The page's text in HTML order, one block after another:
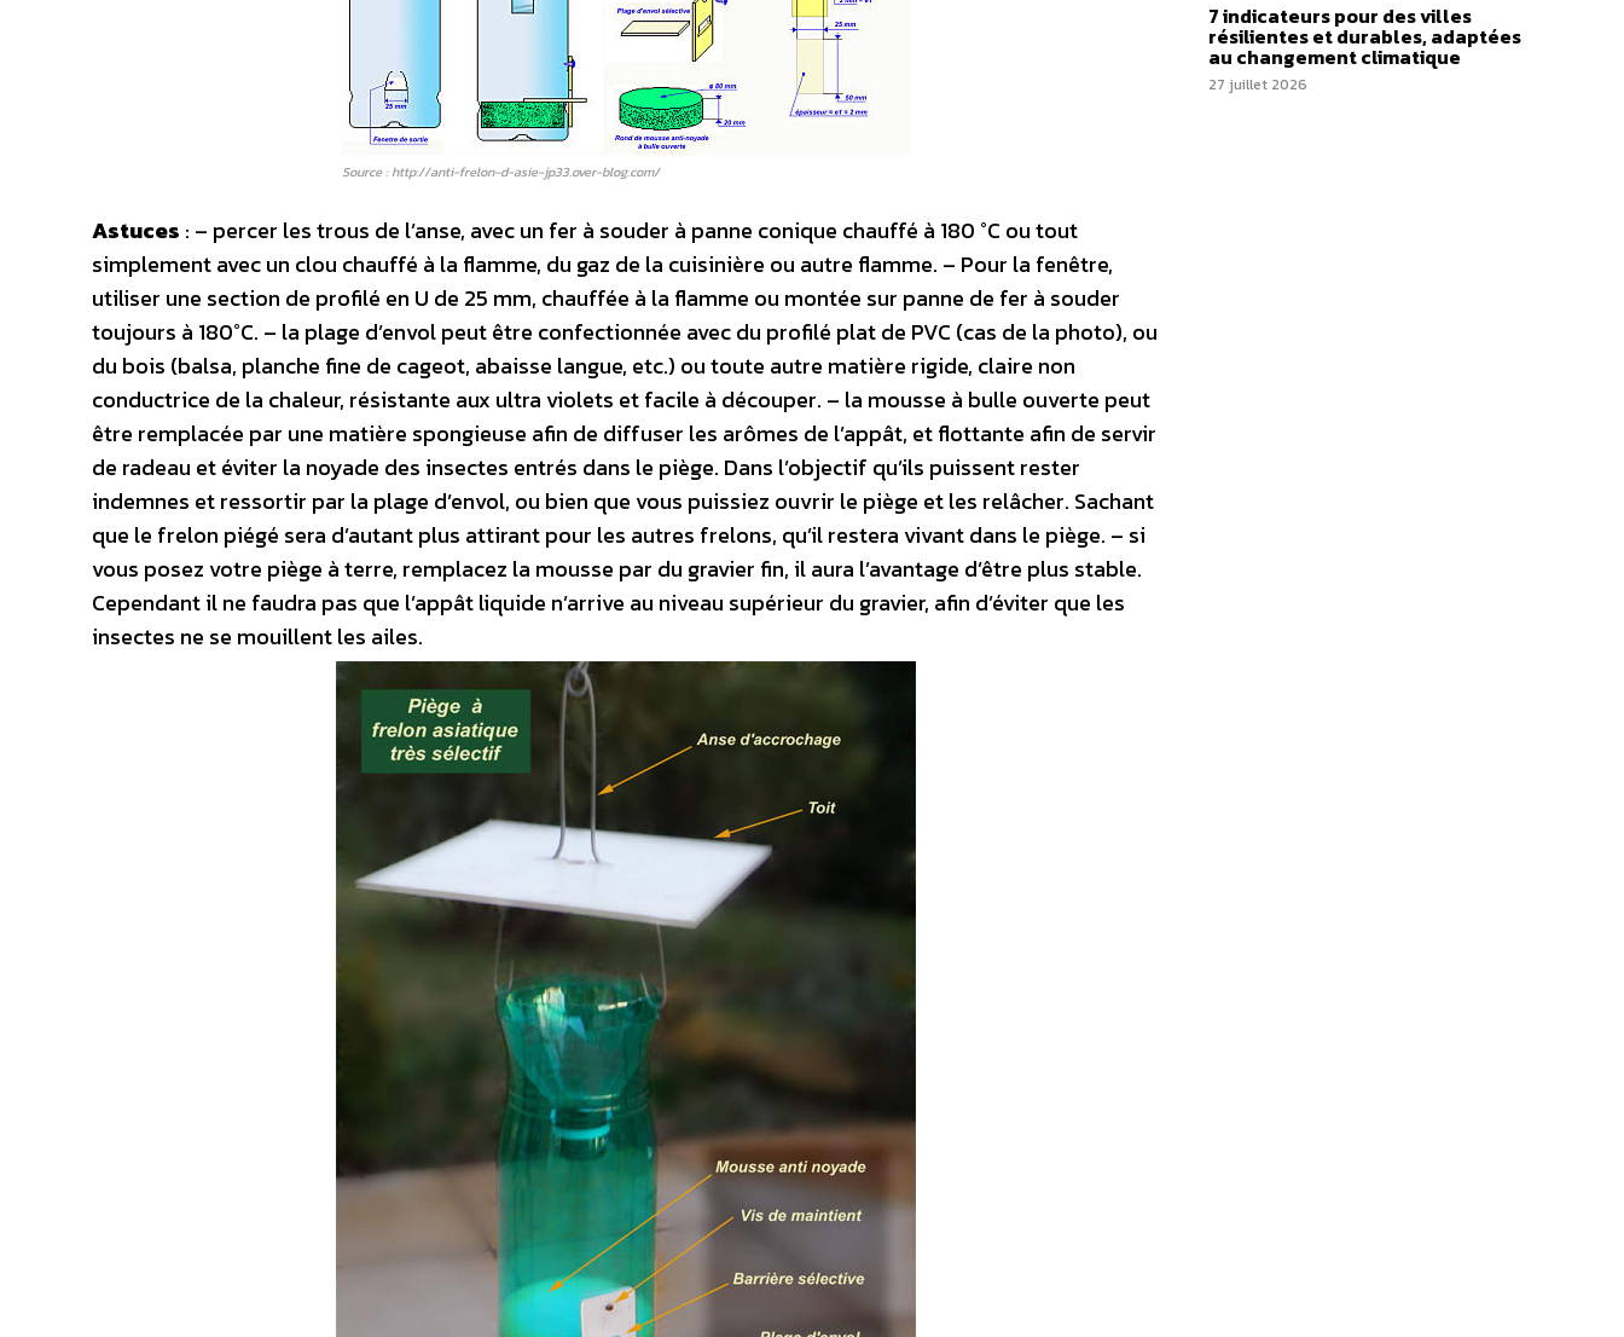
Source : http://anti-frelon-d-asie-jp33.over-blog.com/
Astuces : – percer les trous de l’anse, avec un fer à souder à panne conique chauffé à 180 °C ou tout
simplement avec un clou chauffé à la flamme, du gaz de la cuisinière ou autre flamme. – Pour la fenêtre,
utiliser une section de profilé en U de 25 mm, chauffée à la flamme ou montée sur panne de fer à souder
toujours à 180°C. – la plage d’envol peut être confectionnée avec du profilé plat de PVC (cas de la photo), ou
du bois (balsa, planche fine de cageot, abaisse langue, etc.) ou toute autre matière rigide, claire non
conductrice de la chaleur, résistante aux ultra violets et facile à découper. – la mousse à bulle ouverte peut
être remplacée par une matière spongieuse afin de diffuser les arômes de l’appât, et flottante afin de servir
de radeau et éviter la noyade des insectes entrés dans le piège. Dans l’objectif qu’ils puissent rester
indemnes et ressortir par la plage d’envol, ou bien que vous puissiez ouvrir le piège et les relâcher. Sachant
que le frelon piégé sera d’autant plus attirant pour les autres frelons, qu’il restera vivant dans le piège. – si
vous posez votre piège à terre, remplacez la mousse par du gravier fin, il aura l’avantage d’être plus stable.
Cependant il ne faudra pas que l’appât liquide n’arrive au niveau supérieur du gravier, afin d’éviter que les
insectes ne se mouillent les ailes.
7 indicateurs pour des villes
résilientes et durables, adaptées
au changement climatique
27 juillet 2026